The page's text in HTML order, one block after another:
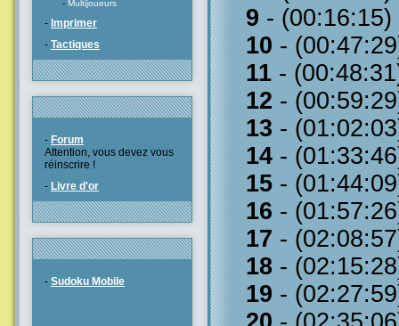
- Multijoueurs
- Imprimer
- Tactiques
- Forum
Attention, vous devez vous
réinscrire !
- Livre d'or
- Sudoku Mobile
9 -
10 -
11 -
12 -
13 -
14 -
15 -
16 -
17 -
18 -
19 -